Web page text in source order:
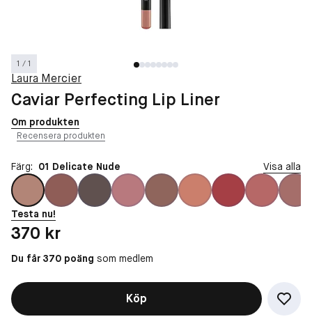
1 / 1
Laura Mercier
Caviar Perfecting Lip Liner
Om produkten
Recensera produkten
Färg: 01 Delicate Nude Visa alla
Testa nu!
Pris: 370 kr
370 kr
Du får 370 poäng som medlem
Köp